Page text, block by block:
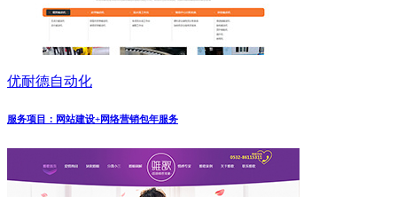
优耐德自动化
服务项目：网站建设+网络营销包年服务